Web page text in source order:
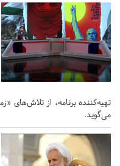
تهیه‌کننده برنامه، از تلاش‌های
می‌گوید.